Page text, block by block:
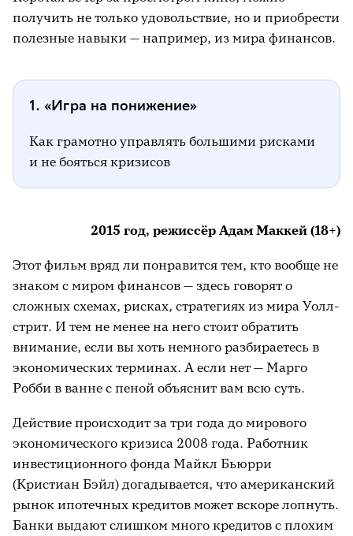
получить не только удовольствие, но и приобрести
полезные навыки — например, из мира финансов.
1. «Игра на понижение»
Как грамотно управлять большими рисками
и не бояться кризисов
2015 год, режиссёр Адам Маккей (18+)
Этот фильм вряд ли понравится тем, кто вообще не
знаком с миром финансов — здесь говорят о
сложных схемах, рисках, стратегиях из мира Уолл-
стрит. И тем не менее на него стоит обратить
внимание, если вы хоть немного разбираетесь в
экономических терминах. А если нет — Марго
Робби в ванне с пеной объяснит вам всю суть.
Действие происходит за три года до мирового
экономического кризиса 2008 года. Работник
инвестиционного фонда Майкл Бьюрри
(Кристиан Бэйл) догадывается, что американский
рынок ипотечных кредитов может вскоре лопнуть.
Банки выдают слишком много кредитов с плохим